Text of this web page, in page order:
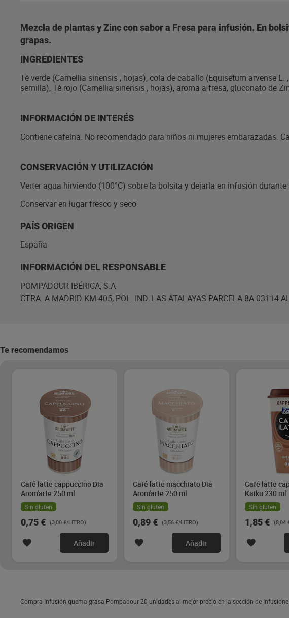
Mezcla de plantas y Zinc con sabor a Fresa para infusión. En
grapas.
INGREDIENTES
Té verde (Camellia sinensis , hojas), cola de caballo (Equisetum arvense
semilla), Té rojo (Camellia sinensis , hojas), aroma a fresa, gluconato de
INFORMACIÓN DE INTERÉS
Contiene cafeína. No recomendado para niños ni mujeres embarazadas.
CONSERVACIÓN Y UTILIZACIÓN
Verter agua hirviendo (100°C) sobre la bolsita y dejarla en infusión
Conservar en lugar fresco y seco
PAÍS ORIGEN
España
INFORMACIÓN DEL RESPONSABLE
POMPADOUR IBÉRICA, S.A
CTRA. A MADRID KM 405, POL. IND. LAS ATALAYAS PARCELA 8A 03114
Te recomendamos
Café latte cappuccino Dia
Arom'arte 250 ml
Sin gluten
0,75 € (3,00 €/LITRO)
Añadir
Café latte macchiato Dia
Arom'arte 250 ml
Sin gluten
0,89 € (3,56 €/LITRO)
Añadir
Café latte
Kaiku 230 ml
Sin gluten
1,85 € (8,04
Compra Infusión quema grasa Pompadour 20 unidades al mejor precio en la sección de